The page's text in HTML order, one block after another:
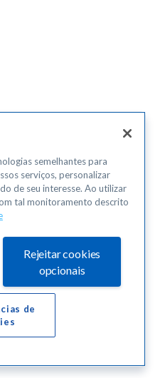
semelhantes para
serviços, personalizar
de seu interesse. Ao utilizar
tal monitoramento descrito
Rejeitar cookies
opcionais
de